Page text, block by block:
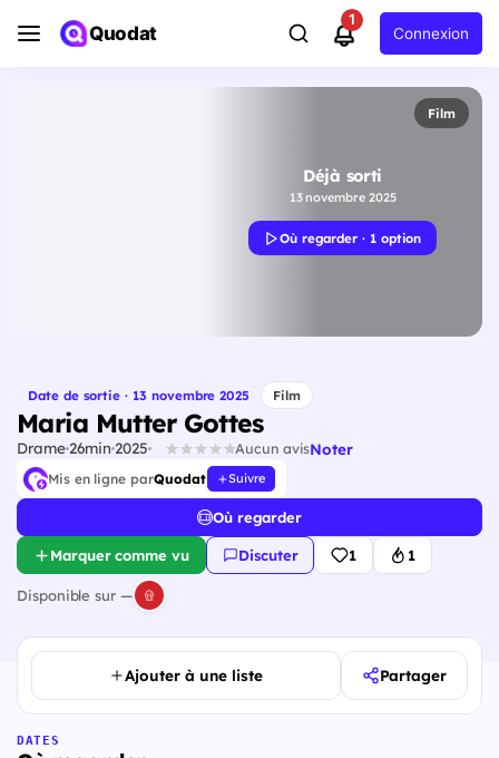
Quodat
1
Connexion
Film
Déjà sorti
13 novembre 2025
Où regarder · 1 option
Date de sortie · 13 novembre 2025 Film
Maria Mutter Gottes
Drame26min 2025 Aucun avisNoter
Mis en ligne parQuodat Suivre
Où regarder
Marquer comme vu Discuter 1 1
Disponible sur —
Ajouter à une liste Partager
DATES